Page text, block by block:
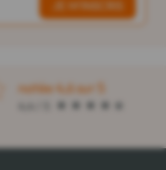
notée 4,6 sur 5